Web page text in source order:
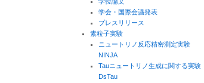
学会・国際会議発表
プレスリリース
素粒子実験
ニュートリノ反応精密測定実験
NINJA
Tauニュートリノ生成に関する実験
DsTau